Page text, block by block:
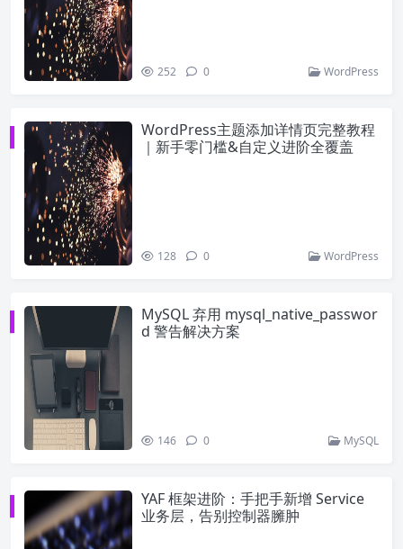
252 0 WordPress
WordPress主题添加详情页完整教程
｜新手零门槛&自定义进阶全覆盖
128 0 WordPress
MySQL 弃用 mysql_native_passwor
d 警告解决方案
146 0 MySQL
YAF 框架进阶：手把手新增 Service
业务层，告别控制器臃肿